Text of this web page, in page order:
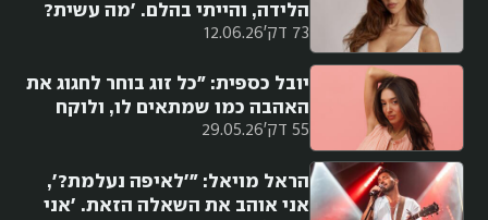
73 דק' 12.06.26
הלידה, והייתי בהלם. 'מה עשית?
מטומטמת. אי אפשר להתחרט'.
55 דק' 29.05.26
יובל כספית: "כל זוג בוחר לחגוג את
האהבה כמו שמתאים לו, ולוקח
מאלוהים ומהאמונה את מה שהוא
הראל מויאל: "'לאיפה נעלמת?',
אני אוהב את השאלה הזאת. 'אני